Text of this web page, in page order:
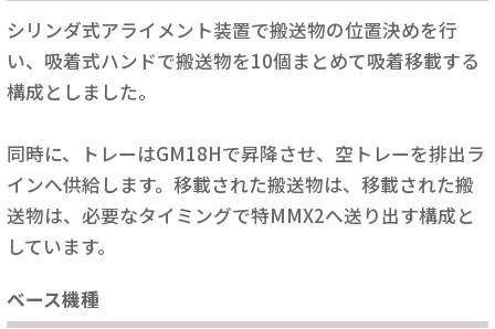
シリンダ式アライメント装置で搬送物の位置決めを行
い、吸着式ハンドで搬送物を10個まとめて吸着移載する
構成としました。
同時に、トレーはGM18Hで昇降させ、空トレーを排出ラ
インへ供給します。移載された搬送物は、移載された搬
送物は、必要なタイミングで特MMX2へ送り出す構成と
しています。
ベース機種